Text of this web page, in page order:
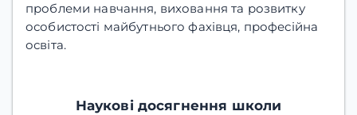
проблеми навчання, виховання та розвитку
особистості майбутнього фахівця, професійна
освіта.
Наукові досягнення школи